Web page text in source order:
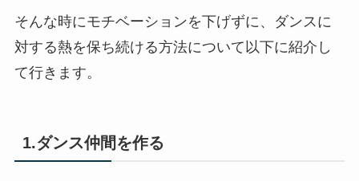
そんな時にモチベーションを下げずに、ダンスに
対する熱を保ち続ける方法について以下に紹介し
て行きます。
1.ダンス仲間を作る